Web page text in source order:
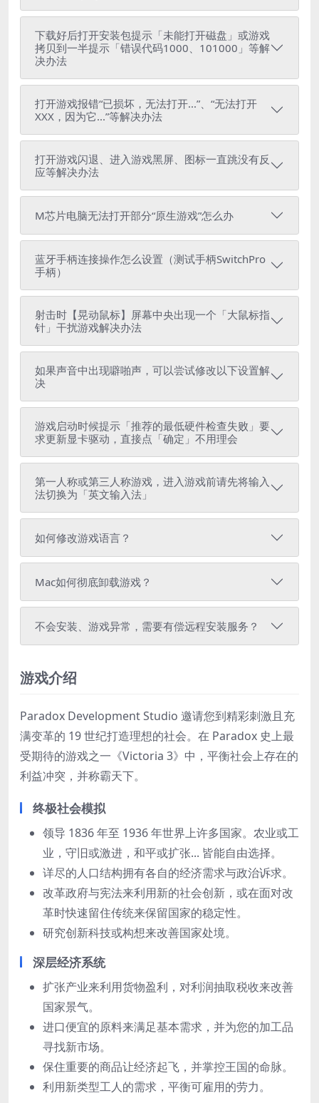
下载好后打开安装包提示「未能打开磁盘」或游戏
拷贝到一半提示「错误代码1000、101000」等解
决办法
打开游戏报错“已损坏，无法打开...”、“无法打开
XXX，因为它...”等解决办法
打开游戏闪退、进入游戏黑屏、图标一直跳没有反
应等解决办法
M芯片电脑无法打开部分“原生游戏”怎么办
蓝牙手柄连接操作怎么设置（测试手柄SwitchPro
手柄）
射击时【晃动鼠标】屏幕中央出现一个「大鼠标指
针」干扰游戏解决办法
如果声音中出现噼啪声，可以尝试修改以下设置解
决
游戏启动时候提示「推荐的最低硬件检查失败」要
求更新显卡驱动，直接点「确定」不用理会
第一人称或第三人称游戏，进入游戏前请先将输入
法切换为「英文输入法」
如何修改游戏语言？
Mac如何彻底卸载游戏？
不会安装、游戏异常，需要有偿远程安装服务？
游戏介绍
Paradox Development Studio 邀请您到精彩刺激且充
满变革的 19 世纪打造理想的社会。在 Paradox 史上最
受期待的游戏之一《Victoria 3》中，平衡社会上存在的
利益冲突，并称霸天下。
终极社会模拟
领导 1836 年至 1936 年世界上许多国家。农业或工
业，守旧或激进，和平或扩张... 皆能自由选择。
详尽的人口结构拥有各自的经济需求与政治诉求。
改革政府与宪法来利用新的社会创新，或在面对改
革时快速留住传统来保留国家的稳定性。
研究创新科技或构想来改善国家处境。
深层经济系统
扩张产业来利用货物盈利，对利润抽取税收来改善
国家景气。
进口便宜的原料来满足基本需求，并为您的加工品
寻找新市场。
保住重要的商品让经济起飞，并掌控王国的命脉。
利用新类型工人的需求，平衡可雇用的劳力。